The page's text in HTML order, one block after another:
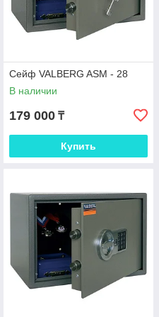
Сейф VALBERG ASM - 28
В наличии
179 000 ₸
Купить